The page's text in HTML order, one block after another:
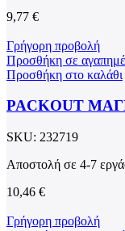
9,77 €
Γρήγορη προβολή
Προσθήκη σε
Προσθήκη στο καλάθι
PACKOUT
SKU: 232719
Αποστολή σε 4-7
10,46 €
Γρήγορη προβολή